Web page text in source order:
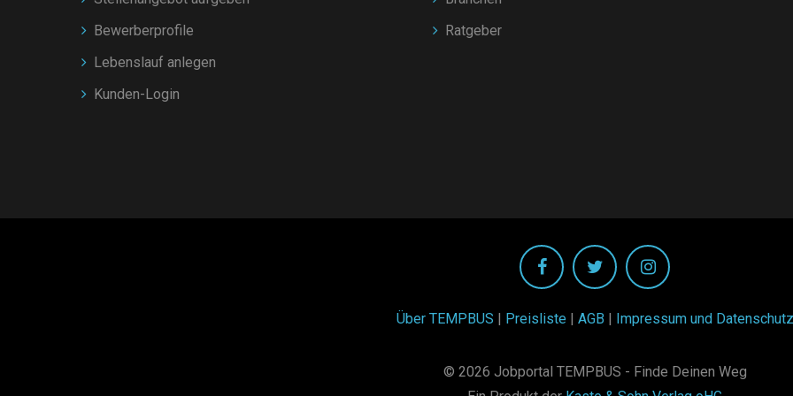
Bewerberprofile
Lebenslauf anlegen
Kunden-Login
Ratgeber
Über TEMPBUS | Preisliste| AGB | Impressum und Datenschutz
© 2026 Jobportal TEMPBUS - Finde Deinen Weg